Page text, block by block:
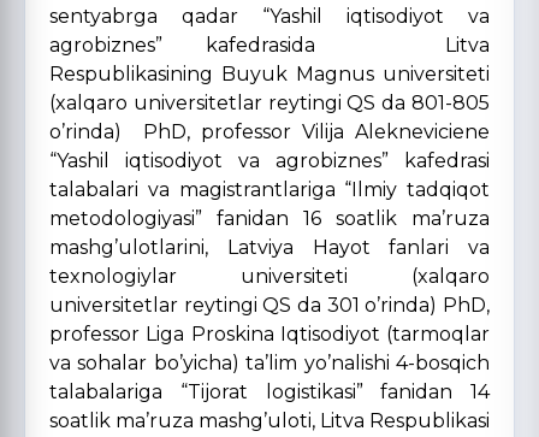
sentyabrga qadar “Yashil iqtisodiyot va
agrobiznes” kafedrasida Litva
Respublikasining Buyuk Magnus universiteti
(xalqaro universitetlar reytingi QS da 801-805
o’rinda) PhD, professor Vilija Alekneviciene
“Yashil iqtisodiyot va agrobiznes” kafedrasi
talabalari va magistrantlariga “Ilmiy tadqiqot
metodologiyasi” fanidan 16 soatlik ma’ruza
mashg’ulotlarini, Latviya Hayot fanlari va
texnologiylar universiteti (xalqaro
universitetlar reytingi QS da 301 o’rinda) PhD,
professor Liga Proskina Iqtisodiyot (tarmoqlar
va sohalar bo’yicha) ta’lim yo’nalishi 4-bosqich
talabalariga “Tijorat logistikasi” fanidan 14
soatlik ma’ruza mashg’uloti, Litva Respublikasi